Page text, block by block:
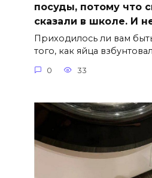
посуды, потому что
сказали в школе. И
Приходилось ли вам
того, как яйца
0 33